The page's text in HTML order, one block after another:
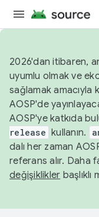
2026'dan itibaren,
uyumlu olmak ve
sağlamak amacıyla
AOSP'de
AOSP'ye katkıda
release kullanın.
dalı her zaman
referans alır. Daha
değişiklikler başlıklı